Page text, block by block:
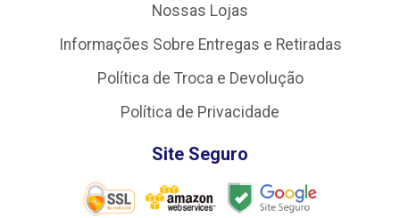
Nossas Lojas
Informações Sobre Entregas e Retiradas
Política de Troca e Devolução
Política de Privacidade
Site Seguro